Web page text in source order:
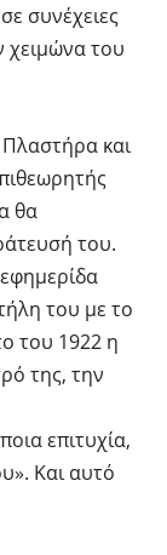
συνέχειες
χειμώνα του
και
θα
του.
του με το
του 1922 η
της, την
επιτυχία,
Και αυτό